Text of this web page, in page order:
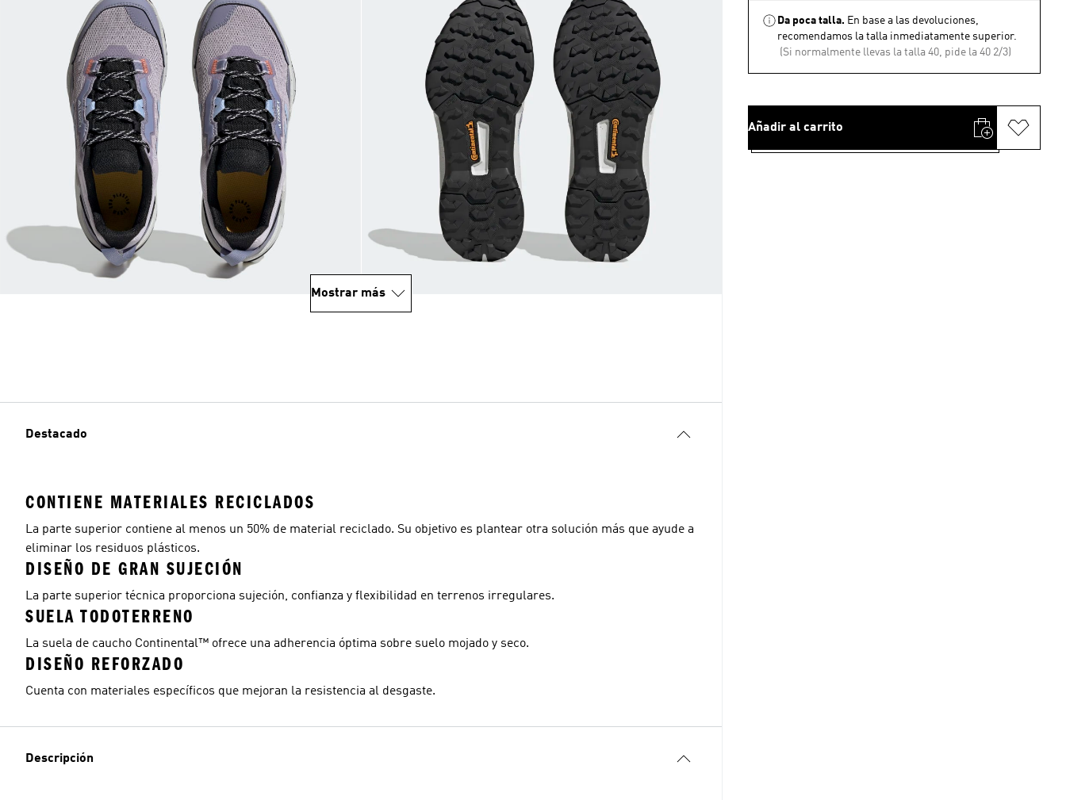
Mostrar más
Destacado
CONTIENE MATERIALES RECICLADOS
La parte superior contiene al menos un 50% de material reciclado. Su objetivo es plantear otra solución más que ayude a
eliminar los residuos plásticos.
DISEÑO DE GRAN SUJECIÓN
La parte superior técnica proporciona sujeción, confianza y flexibilidad en terrenos irregulares.
SUELA TODOTERRENO
La suela de caucho Continental™ ofrece una adherencia óptima sobre suelo mojado y seco.
DISEÑO REFORZADO
Cuenta con materiales específicos que mejoran la resistencia al desgaste.
Descripción
Da poca talla. En base a las devoluciones,
recomendamos la talla inmediatamente superior.
(Si normalmente llevas la talla 40, pide la 40 2/3)
Añadir al carrito